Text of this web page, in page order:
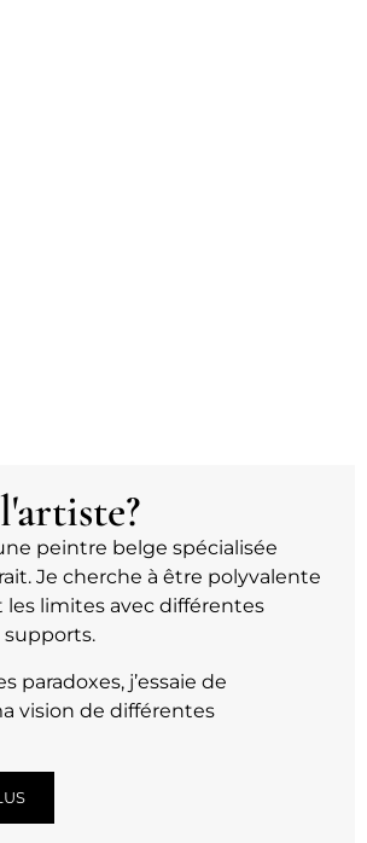
peintre belge spécialisée
Je cherche à être polyvalente
les limites avec différentes
paradoxes, j’essaie de
vision de différentes